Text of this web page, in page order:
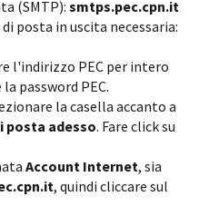
(SMTP): smtps.pec.cpn.it
posta in uscita necessaria:
l'indirizzo PEC per intero
la password PEC.
la casella accanto a
posta adesso. Fare click su
Account Internet, sia
, quindi cliccare sul